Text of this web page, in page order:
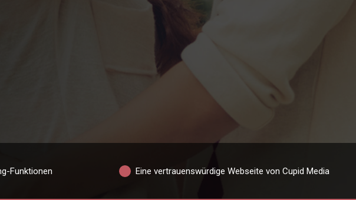
Funktionen Eine vertrauenswürdige Webseite von Cupid Media